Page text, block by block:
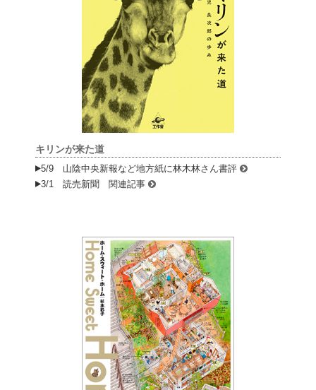
キリンが来た道
5/9 山陰中央新報など地方紙に林木林さん書評
3/1 読売新聞 関連記事